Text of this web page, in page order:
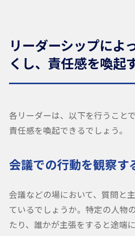
リーダーシップによ
くし、責任感を喚起
各リーダーは、以下を行うこと
責任感を喚起できるでしょう。
会議での行動を観察す
会議などの場において、質問と
ているでしょうか。特定の人物
たり、誰かが主張をすると途端